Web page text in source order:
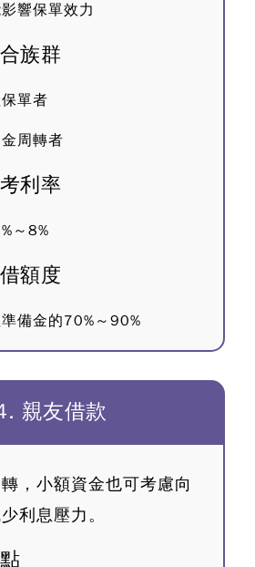
響保單效力
族群
單者
周轉者
利率
～8%
額度
備金的70%～90%
親友借款
，小額資金也可考慮向
利息壓力。